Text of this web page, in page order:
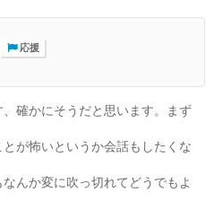
応援
確かにそうだと思います。まず
が怖いというか会話もしたくな
んか変に吹っ切れてどうでもよ